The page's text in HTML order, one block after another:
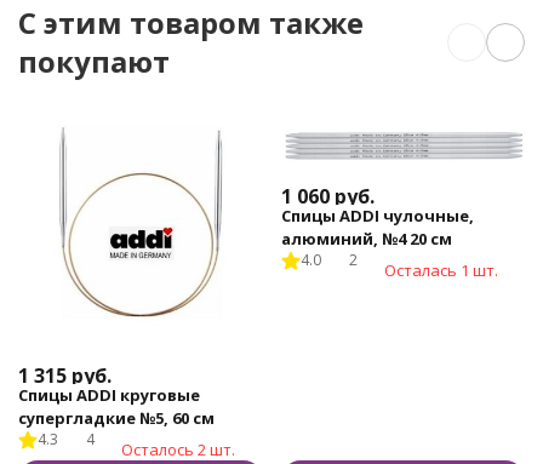
C этим товаром также
покупают
1 315 руб.
Спицы ADDI круговые
супергладкие №5, 60 см
4.3 4 Осталось 2 шт.
1 060 руб.
Спицы ADDI чулочные,
алюминий, №4 20 см
4.0 2 Осталась 1 шт.